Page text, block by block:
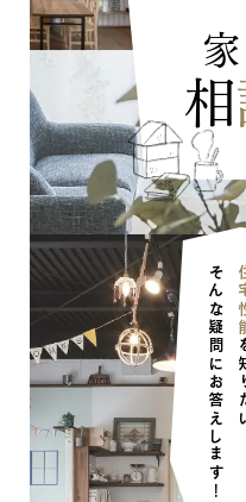
家
相
住
を
そんな疑問にお答えします！